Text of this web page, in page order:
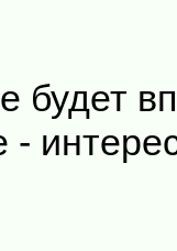
будет
-